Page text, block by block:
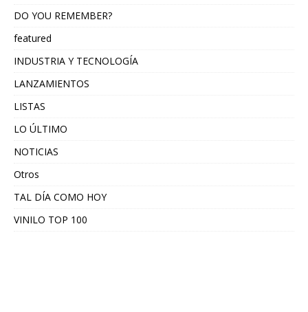
DO YOU REMEMBER?
featured
INDUSTRIA Y TECNOLOGÍA
LANZAMIENTOS
LISTAS
LO ÚLTIMO
NOTICIAS
Otros
TAL DÍA COMO HOY
VINILO TOP 100